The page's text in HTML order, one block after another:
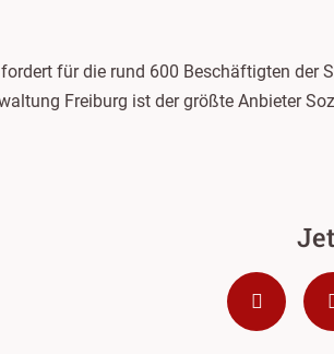
für die rund 600 Beschäftigten
Freiburg ist der größte Anbieter